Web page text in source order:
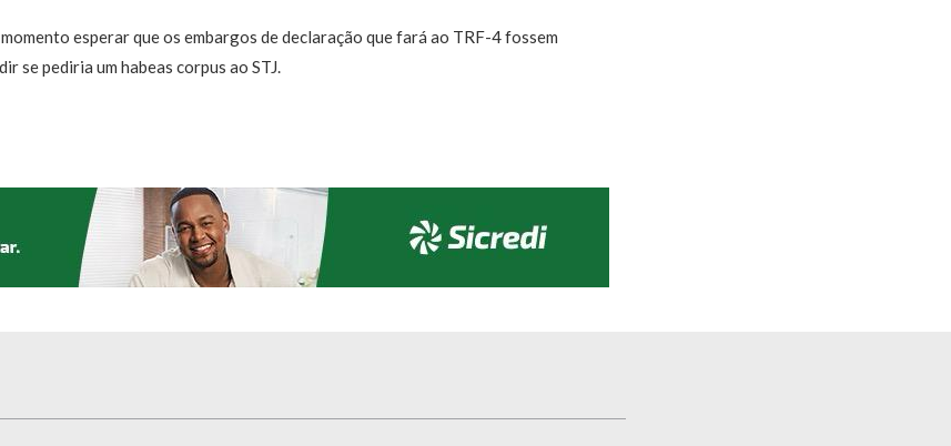
esperar que os embargos de declaração que fará ao TRF-4 fossem
se pediria um habeas corpus ao STJ.